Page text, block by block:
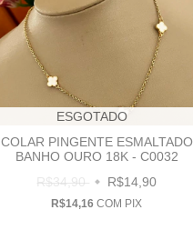
ESGOTADO
COLAR PINGENTE ESMALTADO
BANHO OURO 18K - C0032
R$34,90
R$14,90
R$14,16COM PIX